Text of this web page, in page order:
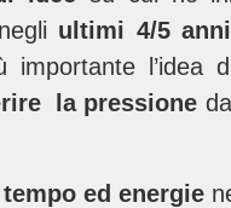
ultimi 4/5 anni
l’idea
la pressione
tempo ed energie